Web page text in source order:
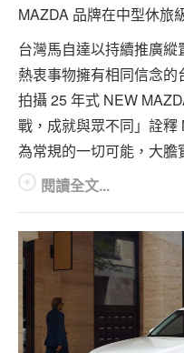
MAZDA 品牌在中型休旅
台灣馬自達以持續推廣
熱衷事物擁有相同信念
拍攝 25 年式 NEW
戰，成就與眾不同」詮
為常規的一切可能，大膽
閱讀全文...